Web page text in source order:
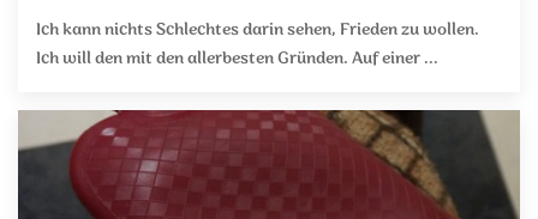
Ich kann nichts Schlechtes darin sehen, Frieden zu wollen.
Ich will den mit den allerbesten Gründen. Auf einer ...